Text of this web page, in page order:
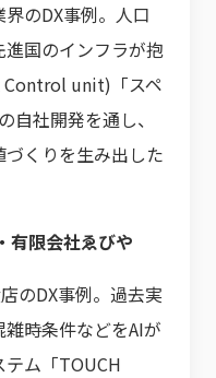
のDX事例。人口
国のインフラが抱
unit)「スペ
自社開発を通し、
くりを生み出した
有限会社ゑびや
のDX事例。過去実
時条件などをAIが
ム「TOUCH